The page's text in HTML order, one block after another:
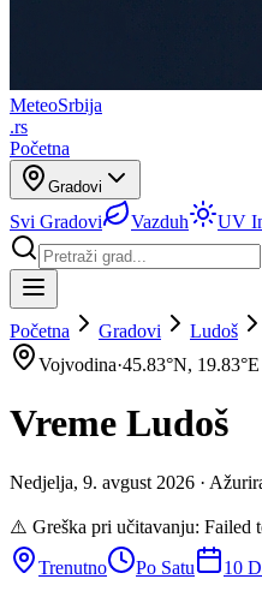
MeteoSrbija
.rs
Početna
Gradovi
Svi Gradovi Vazduh UV
Početna Gradovi Ludoš
Vojvodina·45.83°N, 19.83°E
Vreme Ludoš
Nedjelja, 9. avgust 2026 ·
⚠️ Greška pri učitavanju: Failed
Trenutno
Po Satu 10